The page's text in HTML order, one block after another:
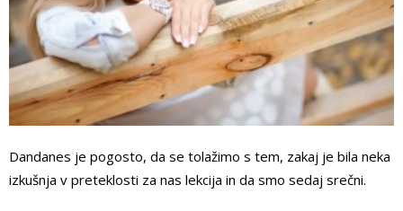
Dandanes je pogosto, da se tolažimo s tem, zakaj je bila neka
izkušnja v preteklosti za nas lekcija in da smo sedaj srečni.